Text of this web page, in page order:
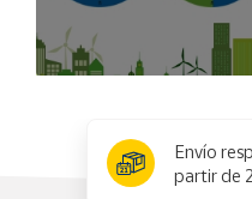
Envío
partir de